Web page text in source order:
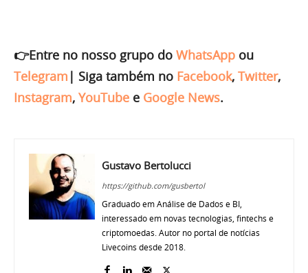
👉Entre no nosso grupo do WhatsApp ou
Telegram | Siga também no Facebook, Twitter,
Instagram, YouTube e Google News.
Gustavo Bertolucci
https://github.com/gusbertol
Graduado em Análise de Dados e BI,
interessado em novas tecnologias, fintechs e
criptomoedas. Autor no portal de notícias
Livecoins desde 2018.